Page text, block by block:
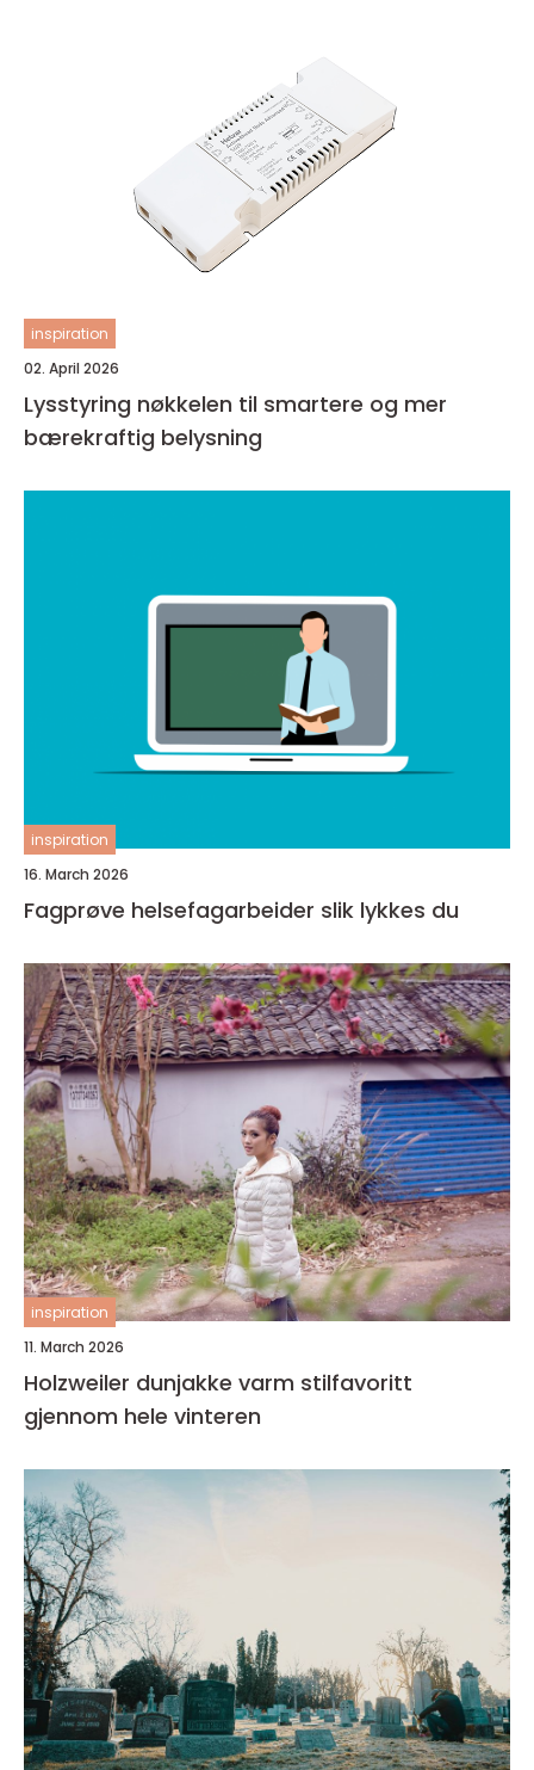
inspiration
02. April 2026
Lysstyring nøkkelen til smartere og mer
bærekraftig belysning
inspiration
16. March 2026
Fagprøve helsefagarbeider slik lykkes du
inspiration
11. March 2026
Holzweiler dunjakke varm stilfavoritt
gjennom hele vinteren